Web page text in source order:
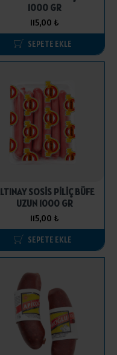
1000 GR
115,00 ₺
SEPETE EKLE
SOSİS PİLİÇ BÜFE
UZUN 1000 GR
115,00 ₺
SEPETE EKLE